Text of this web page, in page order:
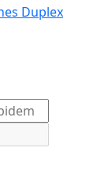
Duplex